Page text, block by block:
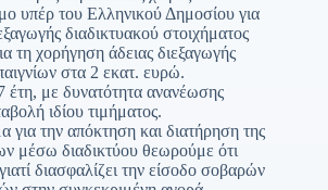
υπέρ του Ελληνικού Δημοσίου για
διαδικτυακού στοιχήματος
τη χορήγηση άδειας διεξαγωγής
στα 2 εκατ. ευρώ.
έτη, με δυνατότητα ανανέωσης
ιδίου τιμήματος.
για την απόκτηση και διατήρηση της
μέσω διαδικτύου θεωρούμε ότι
διασφαλίζει την είσοδο σοβαρών